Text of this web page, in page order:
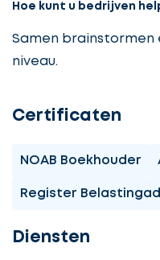
Hoe kunt u bedrijven
Samen brainstormen
niveau.
Certificaten
NOAB Boekhouder
Register
Diensten